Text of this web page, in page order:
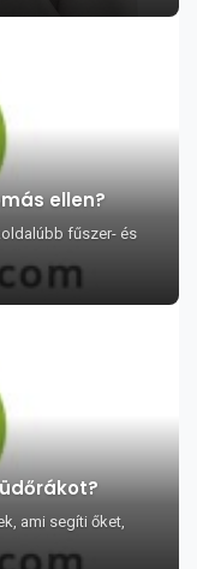
ellen?
fűszer- és
ami segíti őket,